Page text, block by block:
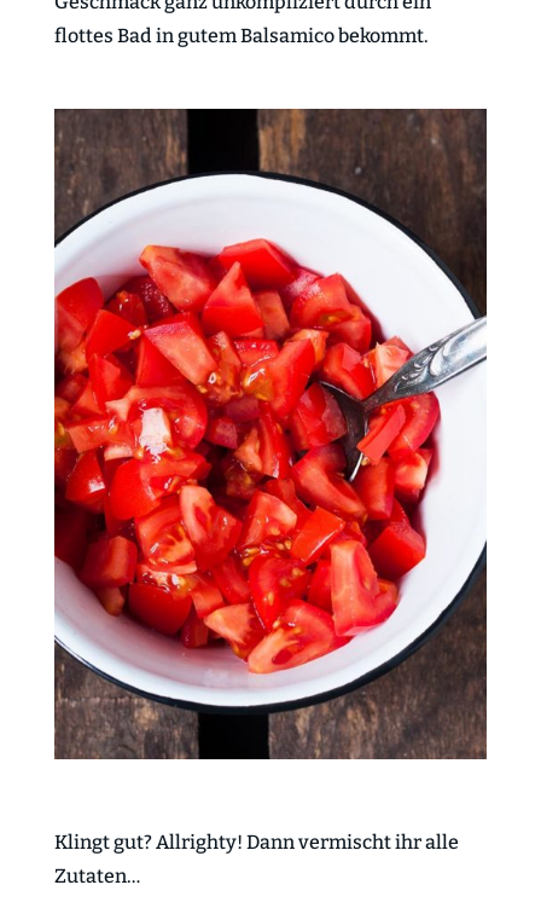
flottes Bad in gutem Balsamico bekommt.
Klingt gut? Allrighty! Dann vermischt ihr alle
Zutaten…